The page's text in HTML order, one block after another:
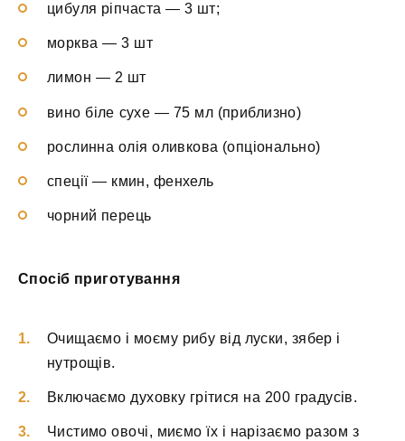
цибуля ріпчаста — 3 шт;
морква — 3 шт
лимон — 2 шт
вино біле сухе — 75 мл (приблизно)
рослинна олія оливкова (опціонально)
спеції — кмин, фенхель
чорний перець
Спосіб приготування
Очищаємо і моєму рибу від луски, зябер і
нутрощів.
Включаємо духовку грітися на 200 градусів.
Чистимо овочі, миємо їх і нарізаємо разом з